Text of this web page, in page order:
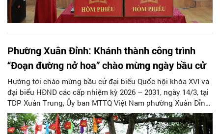
Phường Xuân Đỉnh: Khánh thành công trình
“Đoạn đường nở hoa” chào mừng ngày bầu cử
Hướng tới chào mừng bầu cử đại biểu Quốc hội khóa XVI và
đại biểu HĐND các cấp nhiệm kỳ 2026 – 2031, ngày 14/3, tại
TDP Xuân Trung, Ủy ban MTTQ Việt Nam phường Xuân Đỉnh
tổ chức khánh thành công trình “Đoạn đường nở hoa” và
phát động ra quân tổng vệ sinh môi trường trên địa bàn.